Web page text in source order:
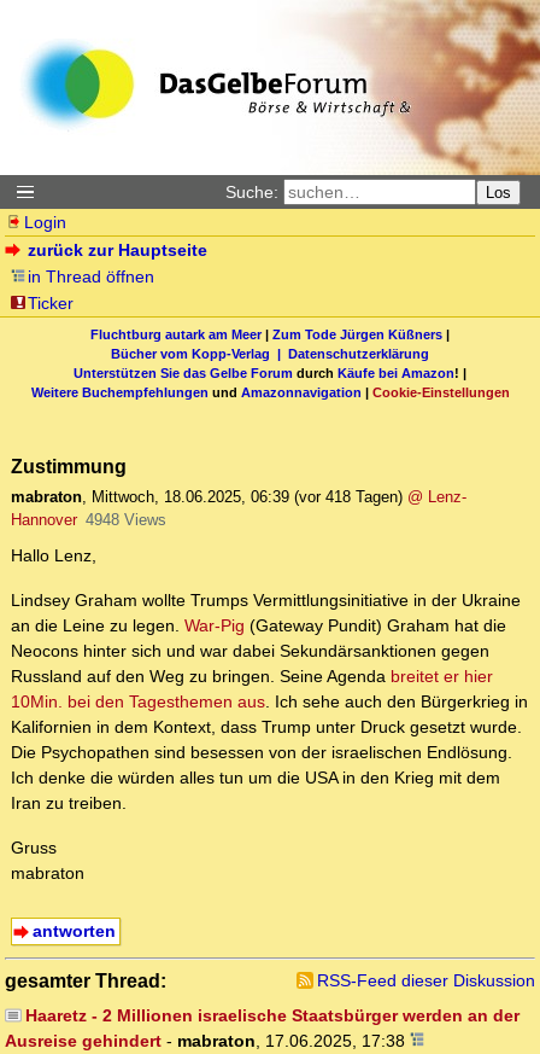
Suche: Los
Login
zurück zur Hauptseite
in Thread öffnen
Ticker
Fluchtburg autark am Meer| Zum Tode Jürgen Küßners |
Bücher vom Kopp-Verlag | Datenschutzerklärung
Unterstützen Sie das Gelbe Forum durch Käufe bei Amazon! |
Weitere Buchempfehlungen und Amazonnavigation | Cookie-Einstellungen
Zustimmung
mabraton, Mittwoch, 18.06.2025, 06:39 (vor 418 Tagen) @ Lenz-
Hannover 4948 Views
Hallo Lenz,
Lindsey Graham wollte Trumps Vermittlungsinitiative in der Ukraine
an die Leine zu legen. War-Pig (Gateway Pundit) Graham hat die
Neocons hinter sich und war dabei Sekundärsanktionen gegen
Russland auf den Weg zu bringen. Seine Agenda breitet er hier
10Min. bei den Tagesthemen aus. Ich sehe auch den Bürgerkrieg in
Kalifornien in dem Kontext, dass Trump unter Druck gesetzt wurde.
Die Psychopathen sind besessen von der israelischen Endlösung.
Ich denke die würden alles tun um die USA in den Krieg mit dem
Iran zu treiben.
Gruss
mabraton
antworten
gesamter Thread:
RSS-Feed dieser Diskussion
Haaretz - 2 Millionen israelische Staatsbürger werden an der
Ausreise gehindert - mabraton, 17.06.2025, 17:38